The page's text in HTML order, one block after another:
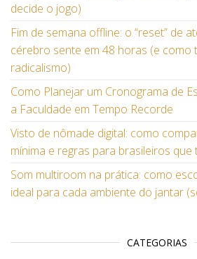
decide o jogo)
Fim de semana offline: o “reset” de
cérebro sente em 48 horas (e como
radicalismo)
Como Planejar um Cronograma de
a Faculdade em Tempo Recorde
Visto de nômade digital: como
mínima e regras para brasileiros
Som multiroom na prática: como
ideal para cada ambiente do jantar
CATEGORIAS